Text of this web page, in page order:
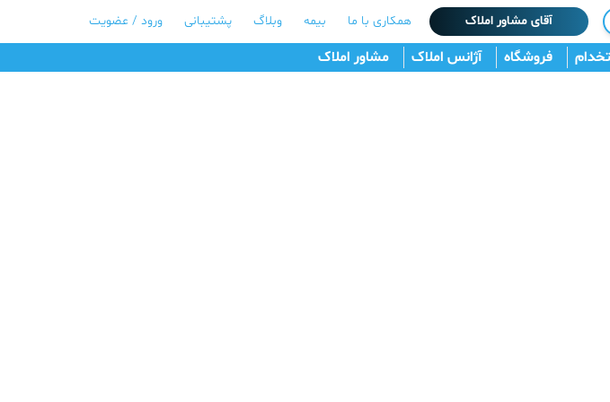
آقای مشاور املاک همکاری با ما بیمه وبلاگ پشتیبانی ورود / عضویت
فروشگاه آژانس املاک مشاور املاک